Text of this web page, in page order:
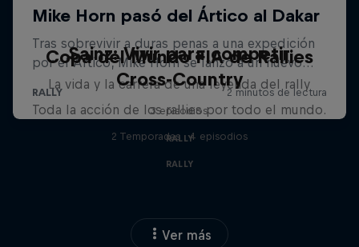
Sainz: Vivir para competir
La vida y la carrera de una leyenda del rally
3 episodios
RALLY
Copa del Mundo FIA de Rallies
Cross-Country
Toda la acción de los rallies por todo el mundo.
2 Temporadas · 4 episodios
RALLY
Ver más